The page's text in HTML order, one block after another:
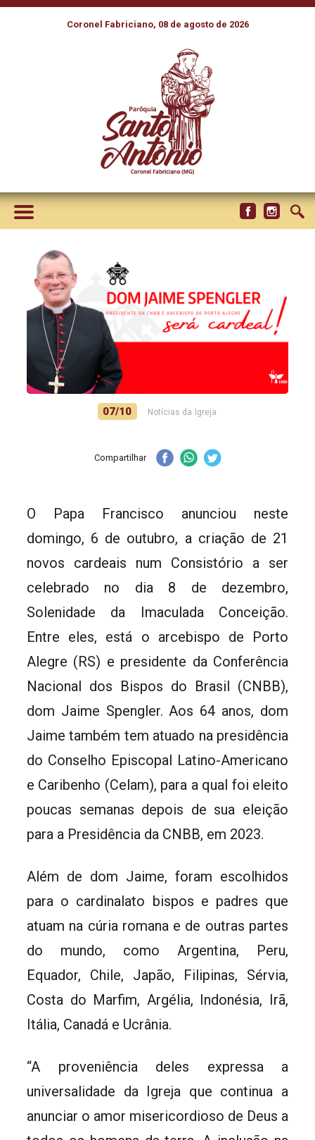
Coronel Fabriciano, 08 de agosto de 2026
DOM JAIME SPENGLER É
ANUNCIADO ENTRE OS 21
NOVOS CARDEAIS A SEREM
CRIADOS PELO PAPA
FRANCISCO
07/10 Notícias da Igreja
Compartilhar
O Papa Francisco anunciou neste
domingo, 6 de outubro, a criação de 21
novos cardeais num Consistório a ser
celebrado no dia 8 de dezembro,
Solenidade da Imaculada Conceição.
Entre eles, está o arcebispo de Porto
Alegre (RS) e presidente da Conferência
Nacional dos Bispos do Brasil (CNBB),
dom Jaime Spengler. Aos 64 anos, dom
Jaime também tem atuado na presidência
do Conselho Episcopal Latino-Americano
e Caribenho (Celam), para a qual foi eleito
poucas semanas depois de sua eleição
para a Presidência da CNBB, em 2023.
Além de dom Jaime, foram escolhidos
para o cardinalato bispos e padres que
atuam na cúria romana e de outras partes
do mundo, como Argentina, Peru,
Equador, Chile, Japão, Filipinas, Sérvia,
Costa do Marfim, Argélia, Indonésia, Irã,
Itália, Canadá e Ucrânia.
“A proveniência deles expressa a
universalidade da Igreja que continua a
anunciar o amor misericordioso de Deus a